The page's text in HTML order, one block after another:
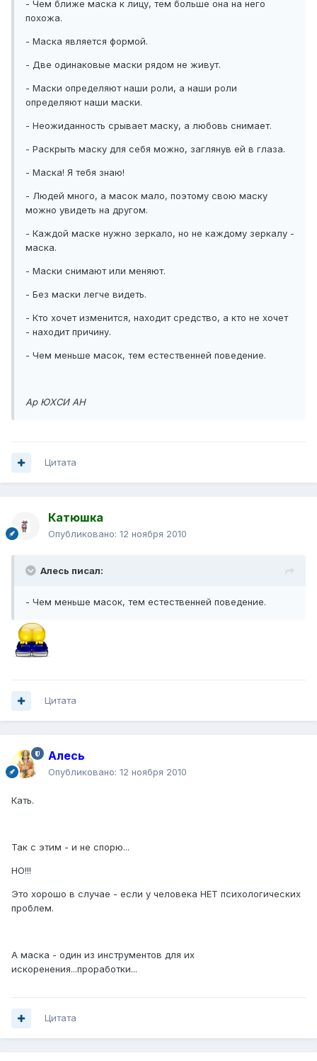
- Чем ближе маска к лицу, тем больше она на него
похожа.
- Маска является формой.
- Две одинаковые маски рядом не живут.
- Маски определяют наши роли, а наши роли
определяют наши маски.
- Неожиданность срывает маску, а любовь снимает.
- Раскрыть маску для себя можно, заглянув ей в глаза.
- Маска! Я тебя знаю!
- Людей много, а масок мало, поэтому свою маску
можно увидеть на другом.
- Каждой маске нужно зеркало, но не каждому зеркалу -
маска.
- Маски снимают или меняют.
- Без маски легче видеть.
- Кто хочет изменится, находит средство, а кто не хочет
- находит причину.
- Чем меньше масок, тем естественней поведение.
Ар ЮХСИ АН
Цитата
Катюшка
Опубликовано: 12 ноября 2010
Алесь писал:
- Чем меньше масок, тем естественней поведение.
Цитата
Алесь
Опубликовано: 12 ноября 2010
Кать.
Так с этим - и не спорю...
НО!!!
Это хорошо в случае - если у человека НЕТ психологических
проблем.
А маска - один из инструментов для их
искоренения...проработки...
Цитата